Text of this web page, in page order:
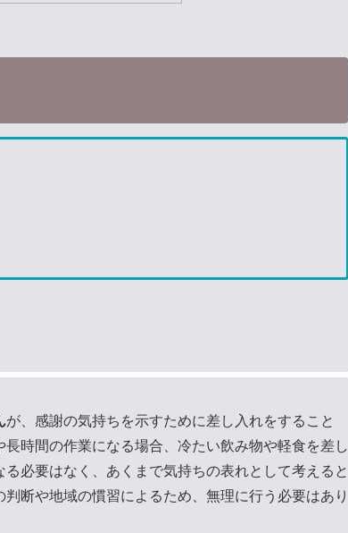
が、感謝の気持ちを示すために差し入れをすること
時間の作業になる場合、冷たい飲み物や軽食を差し
必要はなく、あくまで気持ちの表れとして考えると
断や地域の慣習によるため、無理に行う必要はあり